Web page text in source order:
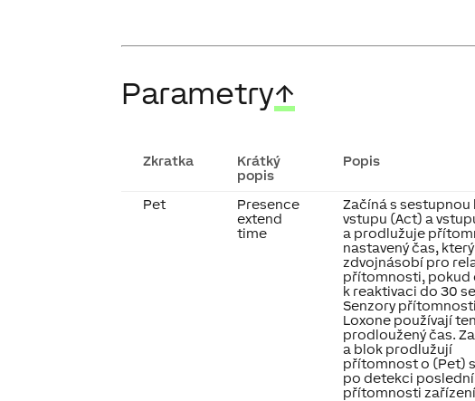
Parametry↑
Zkratka
Krátký
popis
Popis
Pet
Presence
extend
time
Začíná s sestupnou
vstupu (Act) a
a prodlužuje
nastavený čas,
zdvojnásobí pro
přítomnosti, pokud
k reaktivaci do 30
Senzory přítomnosti
Loxone používají
prodloužený čas.
a blok prodlužují
přítomnost o (Pet)
po detekci poslední
přítomnosti